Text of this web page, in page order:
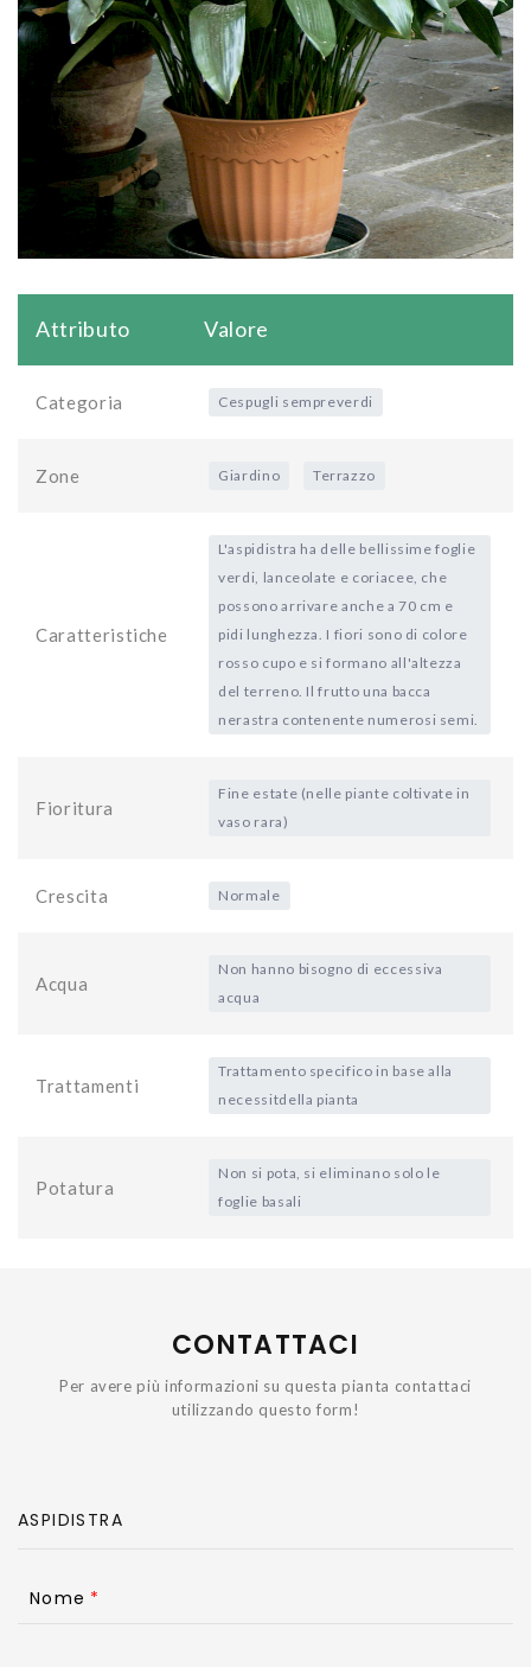
Attributo Valore
Categoria Cespugli sempreverdi
Zone Giardino Terrazzo
Caratteristiche
L'aspidistra ha delle bellissime foglie
verdi, lanceolate e coriacee, che
possono arrivare anche a 70 cm e
pidi lunghezza. I fiori sono di colore
rosso cupo e si formano all'altezza
del terreno. Il frutto una bacca
nerastra contenente numerosi semi.
Fioritura
Fine estate (nelle piante coltivate in
vaso rara)
Crescita Normale
Acqua
Non hanno bisogno di eccessiva
acqua
Trattamenti
Trattamento specifico in base alla
necessitdella pianta
Potatura
Non si pota, si eliminano solo le
foglie basali
CONTATTACI
Per avere più informazioni su questa pianta contattaci
utilizzando questo form!
Nome